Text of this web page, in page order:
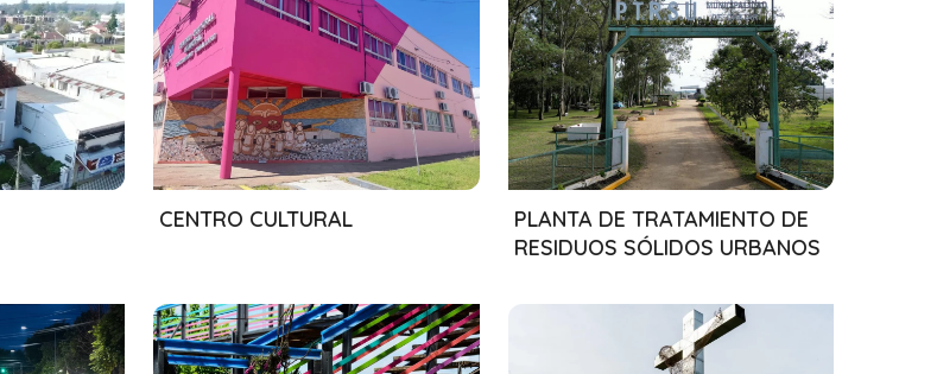
01/08/2024
CENTRO CULTURAL
01/08/2024
PLANTA DE TRATAMIENTO DE
RESIDUOS SÓLIDOS URBANOS